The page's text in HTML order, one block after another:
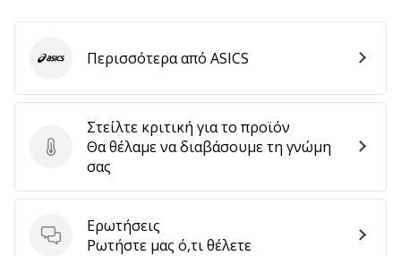
Στείλτε κριτική για το προϊόν
Στείλτε κριτική για το προϊόν
Θα θέλαμε να διαβάσουμε τη γνώμη
σας
Ερωτήσεις
Ερωτήσεις
Ρωτήστε μας ό,τι θέλετε
ASICSΠερισσότερα από ASICS